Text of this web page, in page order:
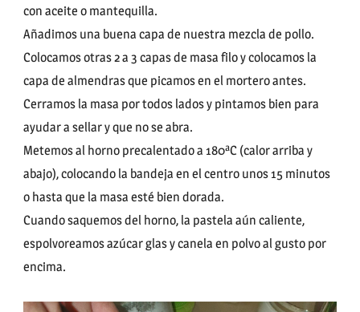
con aceite o mantequilla.
Añadimos una buena capa de nuestra mezcla de pollo.
Colocamos otras 2 a 3 capas de masa filo y colocamos la
capa de almendras que picamos en el mortero antes.
Cerramos la masa por todos lados y pintamos bien para
ayudar a sellar y que no se abra.
Metemos al horno precalentado a 180ªC (calor arriba y
abajo), colocando la bandeja en el centro unos 15 minutos
o hasta que la masa esté bien dorada.
Cuando saquemos del horno, la pastela aún caliente,
espolvoreamos azúcar glas y canela en polvo al gusto por
encima.